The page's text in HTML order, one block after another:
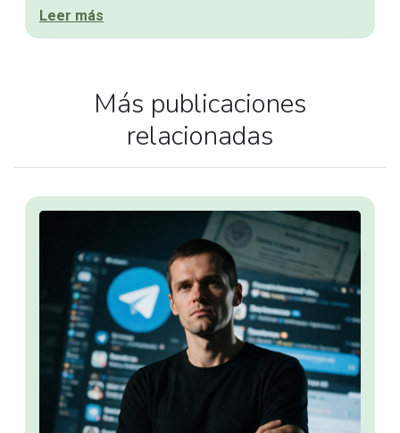
Leer más
Más publicaciones
relacionadas